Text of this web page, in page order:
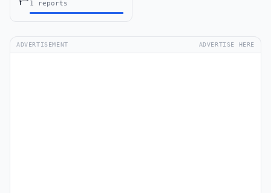
1 reports
ADVERTISEMENT ADVERTISE HERE